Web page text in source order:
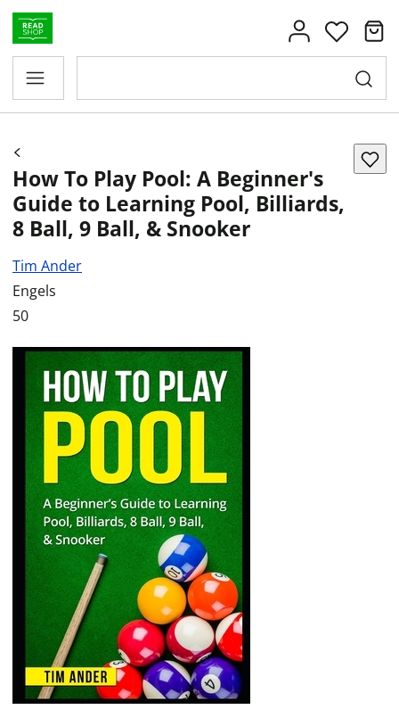
How To Play Pool: A Beginner's
Guide to Learning Pool, Billiards,
8 Ball, 9 Ball, & Snooker
Tim Ander
Engels
50